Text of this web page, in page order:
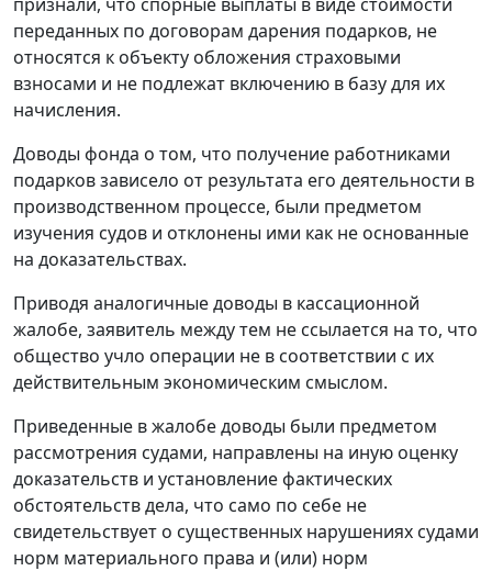
переданных по договорам дарения подарков, не
относятся к объекту обложения страховыми
взносами и не подлежат включению в базу для их
начисления.
Доводы фонда о том, что получение работниками
подарков зависело от результата его деятельности в
производственном процессе, были предметом
изучения судов и отклонены ими как не основанные
на доказательствах.
Приводя аналогичные доводы в кассационной
жалобе, заявитель между тем не ссылается на то, что
общество учло операции не в соответствии с их
действительным экономическим смыслом.
Приведенные в жалобе доводы были предметом
рассмотрения судами, направлены на иную оценку
доказательств и установление фактических
обстоятельств дела, что само по себе не
свидетельствует о существенных нарушениях судами
норм материального права и (или) норм